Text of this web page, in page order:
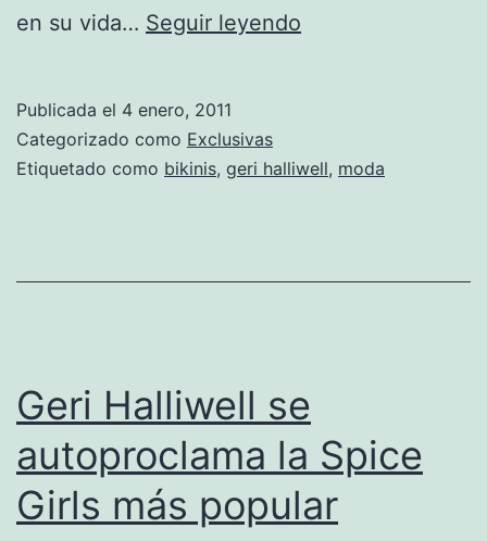
en su vida… Seguir leyendo
para
linea
Publicada el 4 enero, 2011
Categorizado como Exclusivas
Etiquetado como bikinis, geri halliwell, moda
Geri Halliwell se
autoproclama la Spice
Girls más popular